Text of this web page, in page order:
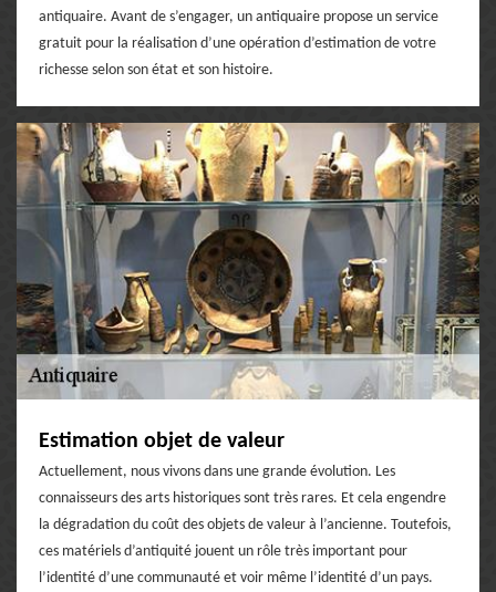
antiquaire. Avant de s’engager, un antiquaire propose un service
gratuit pour la réalisation d’une opération d’estimation de votre
richesse selon son état et son histoire.
Estimation objet de valeur
Actuellement, nous vivons dans une grande évolution. Les
connaisseurs des arts historiques sont très rares. Et cela engendre
la dégradation du coût des objets de valeur à l’ancienne. Toutefois,
ces matériels d’antiquité jouent un rôle très important pour
l’identité d’une communauté et voir même l’identité d’un pays.